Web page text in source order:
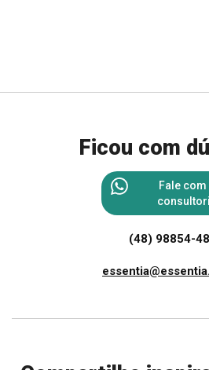
Ficou com
Fale com
(48) 98854-